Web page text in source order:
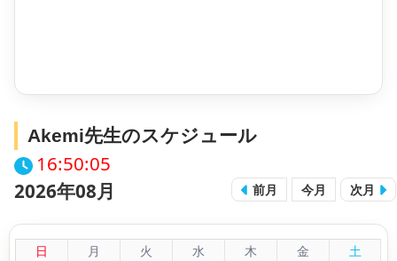
Akemi先生のスケジュール
16:50:06
2026年08月
前月 今月 次月
日 月 火 水 木 金 土